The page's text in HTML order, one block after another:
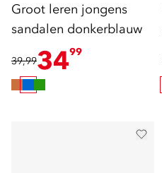
Groot leren jongens
sandalen donkerblauw
39,993499